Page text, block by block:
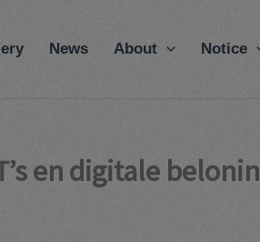
News About Notice
en digitale